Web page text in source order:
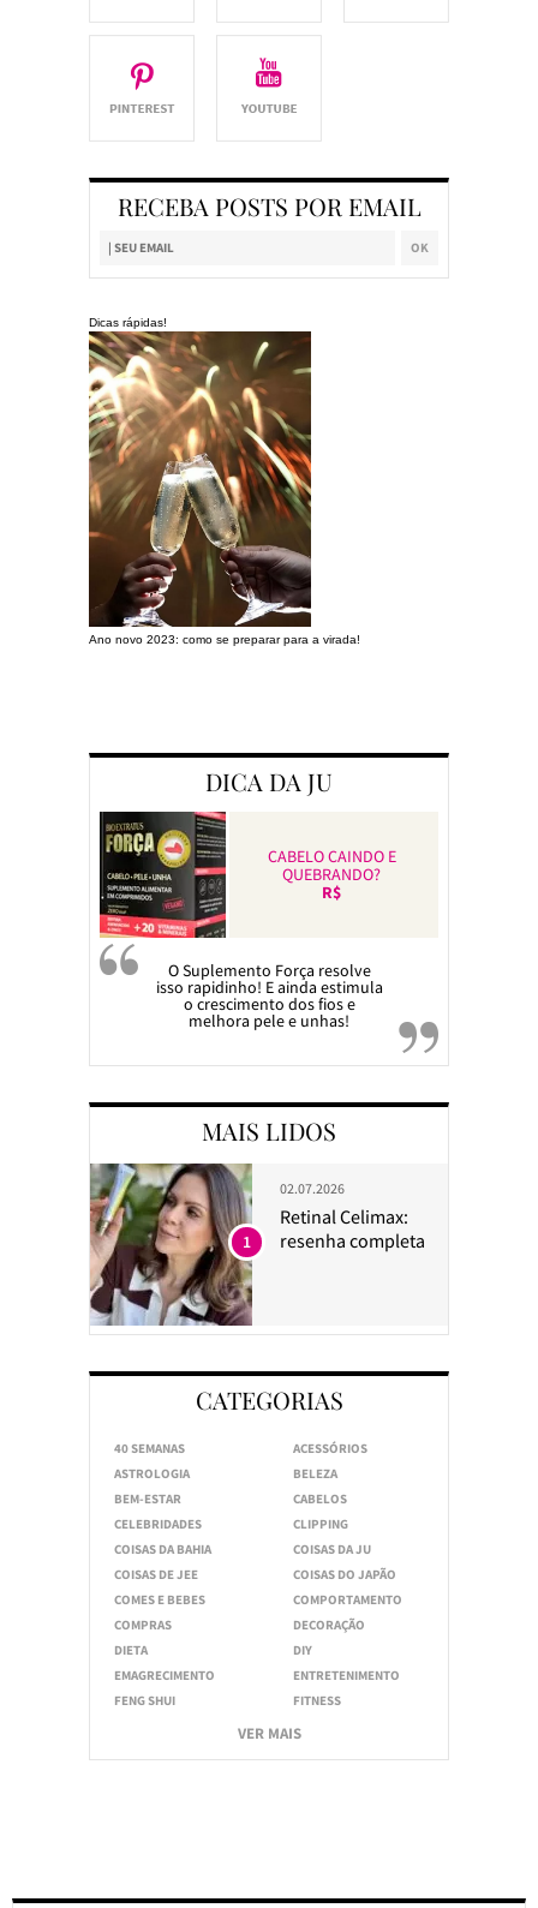
RECEBA POSTS POR EMAIL
Dicas rápidas!
Ano novo 2023: como se preparar para a virada!
DICA DA JU
CABELO CAINDO E
QUEBRANDO?
R$
O Suplemento Força resolve
isso rapidinho! E ainda estimula
o crescimento dos fios e
melhora pele e unhas!
MAIS LIDOS
02.07.2026
Retinal Celimax:
resenha completa
1
CATEGORIAS
40 SEMANAS
ACESSÓRIOS
ASTROLOGIA
BELEZA
BEM-ESTAR
CABELOS
CELEBRIDADES
CLIPPING
COISAS DA BAHIA
COISAS DA JU
COISAS DE JEE
COISAS DO JAPÃO
COMES E BEBES
COMPORTAMENTO
COMPRAS
DECORAÇÃO
DIETA
DIY
EMAGRECIMENTO
ENTRETENIMENTO
FENG SHUI
FITNESS
VER MAIS